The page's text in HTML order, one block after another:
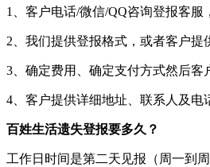
1、客户电话/微信/QQ咨询登报客服
2、我们提供登报格式，或者客户提
3、确定费用、确定支付方式然后客
4、客户提供详细地址、联系人及电
百姓生活遗失登报要多久？
工作日时间是第二天见报（周一到